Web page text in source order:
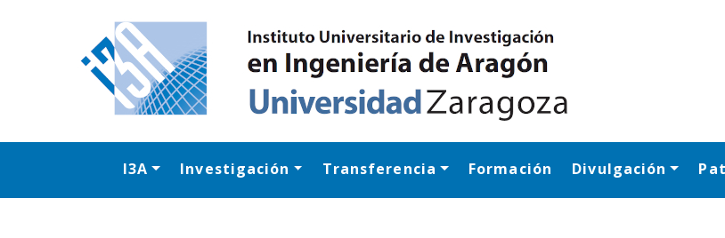
I3A Investigación Transferencia Formación Divulgación